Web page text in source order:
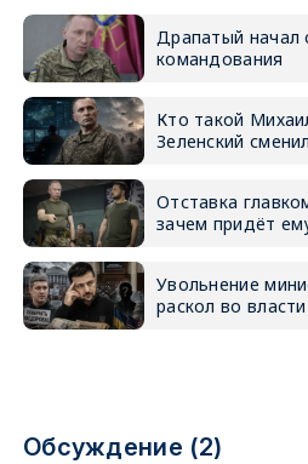
Драпатый начал
командования
Кто такой
Зеленский
Отставка
зачем придёт
Увольнение
раскол во
Обсуждение (2)